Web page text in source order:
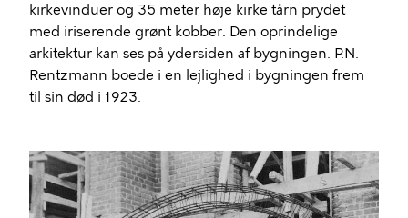
kirkevinduer og 35 meter høje kirke tårn prydet
med iriserende grønt kobber. Den oprindelige
arkitektur kan ses på ydersiden af ​​bygningen. P.N.
Rentzmann boede i en lejlighed i bygningen frem
til sin død i 1923.